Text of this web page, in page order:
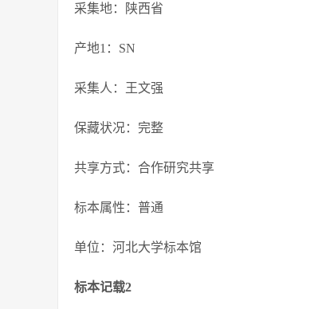
采集地：陕西省
产地1：SN
采集人：王文强
保藏状况：完整
共享方式：合作研究共享
标本属性：普通
单位：河北大学标本馆
标本记载2